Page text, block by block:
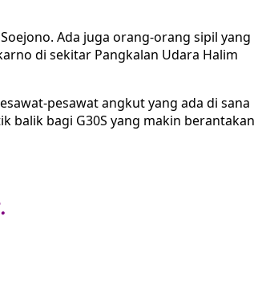
Ada juga orang-orang sipil yang
di sekitar Pangkalan Udara Halim
pesawat angkut yang ada di sana
balik bagi G30S yang makin berantakan